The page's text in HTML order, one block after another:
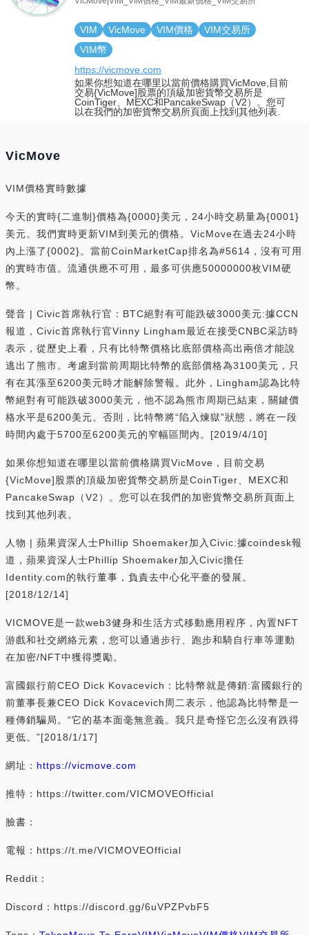
VIM VicMove VIM價格
VIM交易所
VIM幣
https://vicmove.com
如果你想知道在哪里以當前價格購買VicMove,目前
交易{VicMove]股票的頂級加密貨幣交易所是
CoinTiger、MEXC和PancakeSwap（V2）。您可
以在我們的加密貨幣交易所頁面上找到其他列表.
VicMove
VIM價格實時數據
今天的實時{二進制}價格為{0000}美元，24小時交易量為{0001}
美元。我們實時更新VIM到美元的價格。VicMove在過去24小時
內上漲了{0002}。當前CoinMarketCap排名為#5614，沒有可用
的實時市值。流通供應不可用，最多可供應50000000枚VIM硬
幣。
聲音 | Civic首席執行官：BTC絕對有可能跌破3000美元:據CCN
報道，Civic首席執行官Vinny Lingham最近在接受CNBC采訪時
表示，從歷史上看，只有比特幣價格比底部價格高出兩倍才能說
逃出了熊市。考慮到當前周期比特幣的底部價格為3100美元，只
有在其漲至6200美元時才能解除警報。此外，Lingham認為比特
幣絕對有可能跌破3000美元，他不認為熊市周期已結束，關鍵價
格水平是6200美元。否則，比特幣將“陷入煉獄”狀態，將在一段
時間內處于5700至6200美元的窄幅區間內。[2019/4/10]
如果你想知道在哪里以當前價格購買VicMove，目前交易
{VicMove]股票的頂級加密貨幣交易所是CoinTiger、MEXC和
PancakeSwap（V2）。您可以在我們的加密貨幣交易所頁面上
找到其他列表。
人物 | 蘋果資深人士Phillip Shoemaker加入Civic:據coindesk報
道，蘋果資深人士Phillip Shoemaker加入Civic擔任
Identity.com的執行董事，負責去中心化平臺的發展。
[2018/12/14]
VICMOVE是一款web3健身和生活方式移動應用程序，內置NFT
游戲和社交網絡元素，您可以通過步行、跑步和騎自行車等運動
在加密/NFT中獲得獎勵。
富國銀行前CEO Dick Kovacevich：比特幣就是傳銷:富國銀行的
前董事長兼CEO Dick Kovacevich周二表示，他認為比特幣是一
種傳銷騙局。“它的基本面毫無意義。我只是奇怪它怎么沒有跌得
更低。”[2018/1/17]
網址： https://vicmove.com
推特：https://twitter.com/VICMOVEOfficial
臉書：
電報：https://t.me/VICMOVEOfficial
Reddit：
Discord：https://discord.gg/6uVPZPvbF5